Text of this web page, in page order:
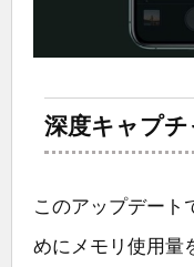
深度キャプ
このアップデート
めにメモリ使用量